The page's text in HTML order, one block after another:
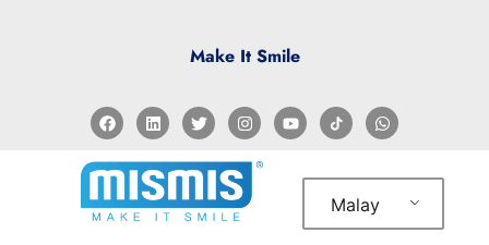
Make It Smile
Malay